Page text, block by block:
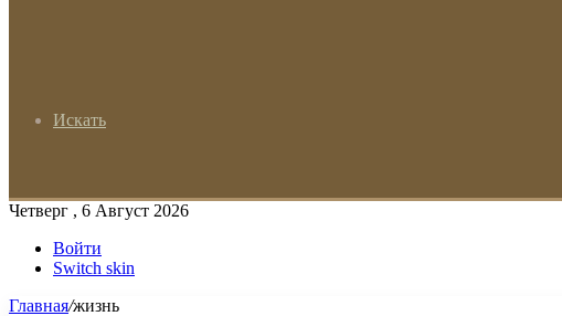
Искать
Четверг , 6 Август 2026
Войти
Switch skin
Главная/жизнь